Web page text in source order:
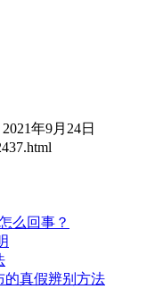
年9月24日
么回事？
的真假辨别方法